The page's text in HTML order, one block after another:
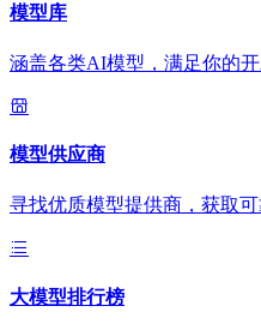
模型库
涵盖各类AI模型，满足你的
模型供应商
寻找优质模型提供商，获取
大模型排行榜